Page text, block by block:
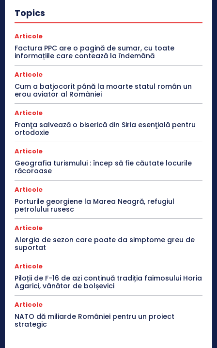
Topics
Articole
Factura PPC are o pagină de sumar, cu toate
informațiile care contează la îndemână
Articole
Cum a batjocorit până la moarte statul român un
erou aviator al României
Articole
Franţa salvează o biserică din Siria esenţială pentru
ortodoxie
Articole
Geografia turismului : încep să fie căutate locurile
răcoroase
Articole
Porturile georgiene la Marea Neagră, refugiul
petrolului rusesc
Articole
Alergia de sezon care poate da simptome greu de
suportat
Articole
Piloții de F-16 de azi continuă tradiția faimosului Horia
Agarici, vânător de bolșevici
Articole
NATO dă miliarde României pentru un proiect
strategic